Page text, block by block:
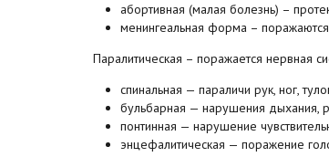
абортивная (малая болезнь) –
менингеальная форма –
Паралитическая – поражается нервная
спинальная — параличи рук, ног,
бульбарная — нарушения дыхания,
понтинная — нарушение
энцефалитическая — поражение